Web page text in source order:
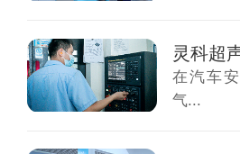
在汽车
气...